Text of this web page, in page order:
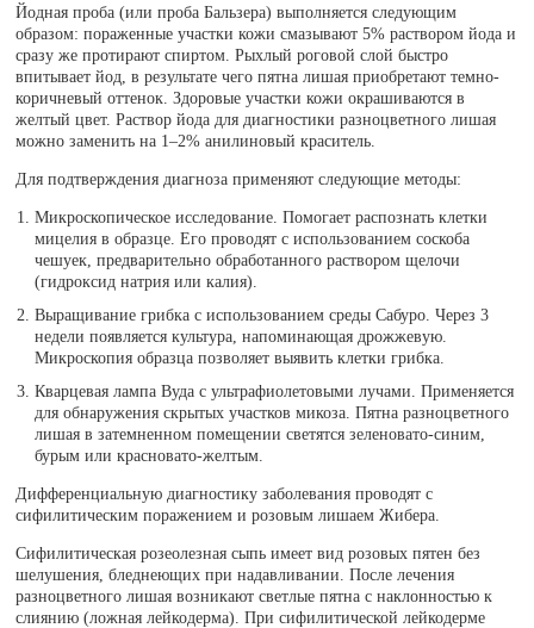
Йодная проба (или проба Бальзера) выполняется следующим
образом: пораженные участки кожи смазывают 5% раствором йода и
сразу же протирают спиртом. Рыхлый роговой слой быстро
впитывает йод, в результате чего пятна лишая приобретают темно-
коричневый оттенок. Здоровые участки кожи окрашиваются в
желтый цвет. Раствор йода для диагностики разноцветного лишая
можно заменить на 1–2% анилиновый краситель.
Для подтверждения диагноза применяют следующие методы:
Микроскопическое исследование. Помогает распознать клетки
мицелия в образце. Его проводят с использованием соскоба
чешуек, предварительно обработанного раствором щелочи
(гидроксид натрия или калия).
Выращивание грибка с использованием среды Сабуро. Через 3
недели появляется культура, напоминающая дрожжевую.
Микроскопия образца позволяет выявить клетки грибка.
Кварцевая лампа Вуда с ультрафиолетовыми лучами. Применяется
для обнаружения скрытых участков микоза. Пятна разноцветного
лишая в затемненном помещении светятся зеленовато-синим,
бурым или красновато-желтым.
Дифференциальную диагностику заболевания проводят с
сифилитическим поражением и розовым лишаем Жибера.
Сифилитическая розеолезная сыпь имеет вид розовых пятен без
шелушения, бледнеющих при надавливании. После лечения
разноцветного лишая возникают светлые пятна с наклонностью к
слиянию (ложная лейкодерма). При сифилитической лейкодерме